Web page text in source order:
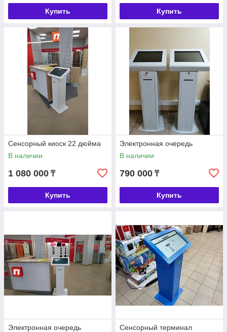
Купить Купить
Сенсорный киоск 22 дюйма
В наличии
1 080 000 ₸
Купить
Электронная очередь
В наличии
790 000 ₸
Купить
Электронная очередь
Сенсорный терминал